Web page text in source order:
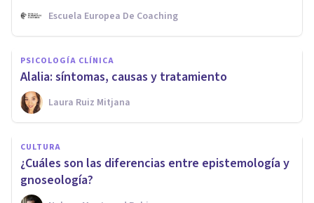
Escuela Europea De Coaching
PSICOLOGÍA CLÍNICA
Alalia: síntomas, causas y tratamiento
Laura Ruiz Mitjana
CULTURA
¿Cuáles son las diferencias entre epistemología y
gnoseología?